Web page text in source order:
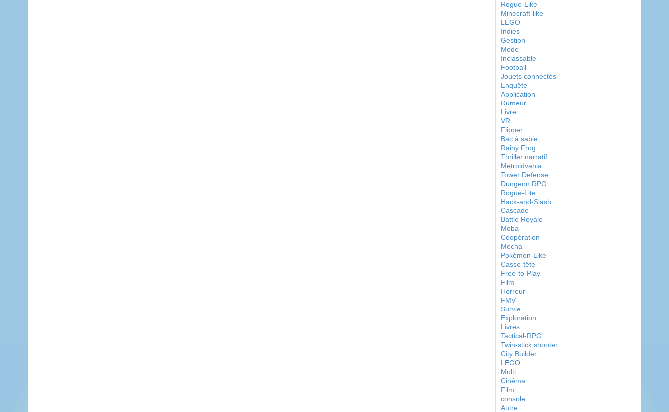
Rogue-Like
Minecraft-like
LEGO
Indies
Gestion
Mode
Inclassable
Football
Jouets connectés
Enquête
Application
Rumeur
Livre
VR
Flipper
Bac à sable
Rainy Frog
Thriller narratif
Metroidvania
Tower Defense
Dungeon RPG
Rogue-Lite
Hack-and-Slash
Cascade
Battle Royale
Moba
Coopération
Mecha
Pokémon-Like
Casse-tête
Free-to-Play
Film
Horreur
FMV
Survie
Exploration
Livres
Tactical-RPG
Twin-stick shooter
City Builder
LEGO
Multi
Cinéma
Film
console
Autre